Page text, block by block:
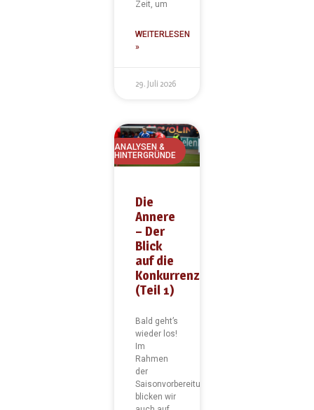
Zeit, um
WEITERLESEN
»
29. Juli 2026
ANALYSEN &
HINTERGRÜNDE
Die
Annere
– Der
Blick
auf die
Konkurrenz
(Teil 1)
Bald geht’s
wieder los!
Im
Rahmen
der
Saisonvorbereitung
blicken wir